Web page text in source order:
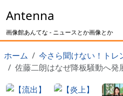
Antenna
画像館あんてな - ニュースとか画像とか
ホーム
今さら聞けない！トレ
佐藤二朗はなぜ降板騒動へ発